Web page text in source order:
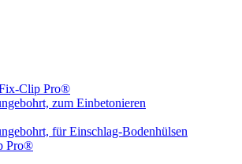
Clip Pro®
zum Einbetonieren
für Einschlag-Bodenhülsen
Pro®